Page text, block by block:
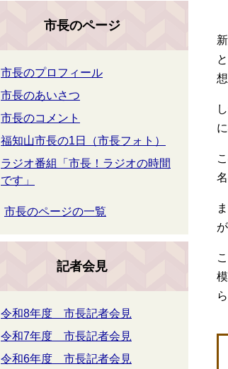
市長のページ
市長のプロフィール
市長のあいさつ
市長のコメント
福知山市長の1日（市長フォト）
ラジオ番組「市長！ラジオの時間
です」
市長のページの一覧
記者会見
令和8年度 市長記者会見
令和7年度 市長記者会見
令和6年度 市長記者会見